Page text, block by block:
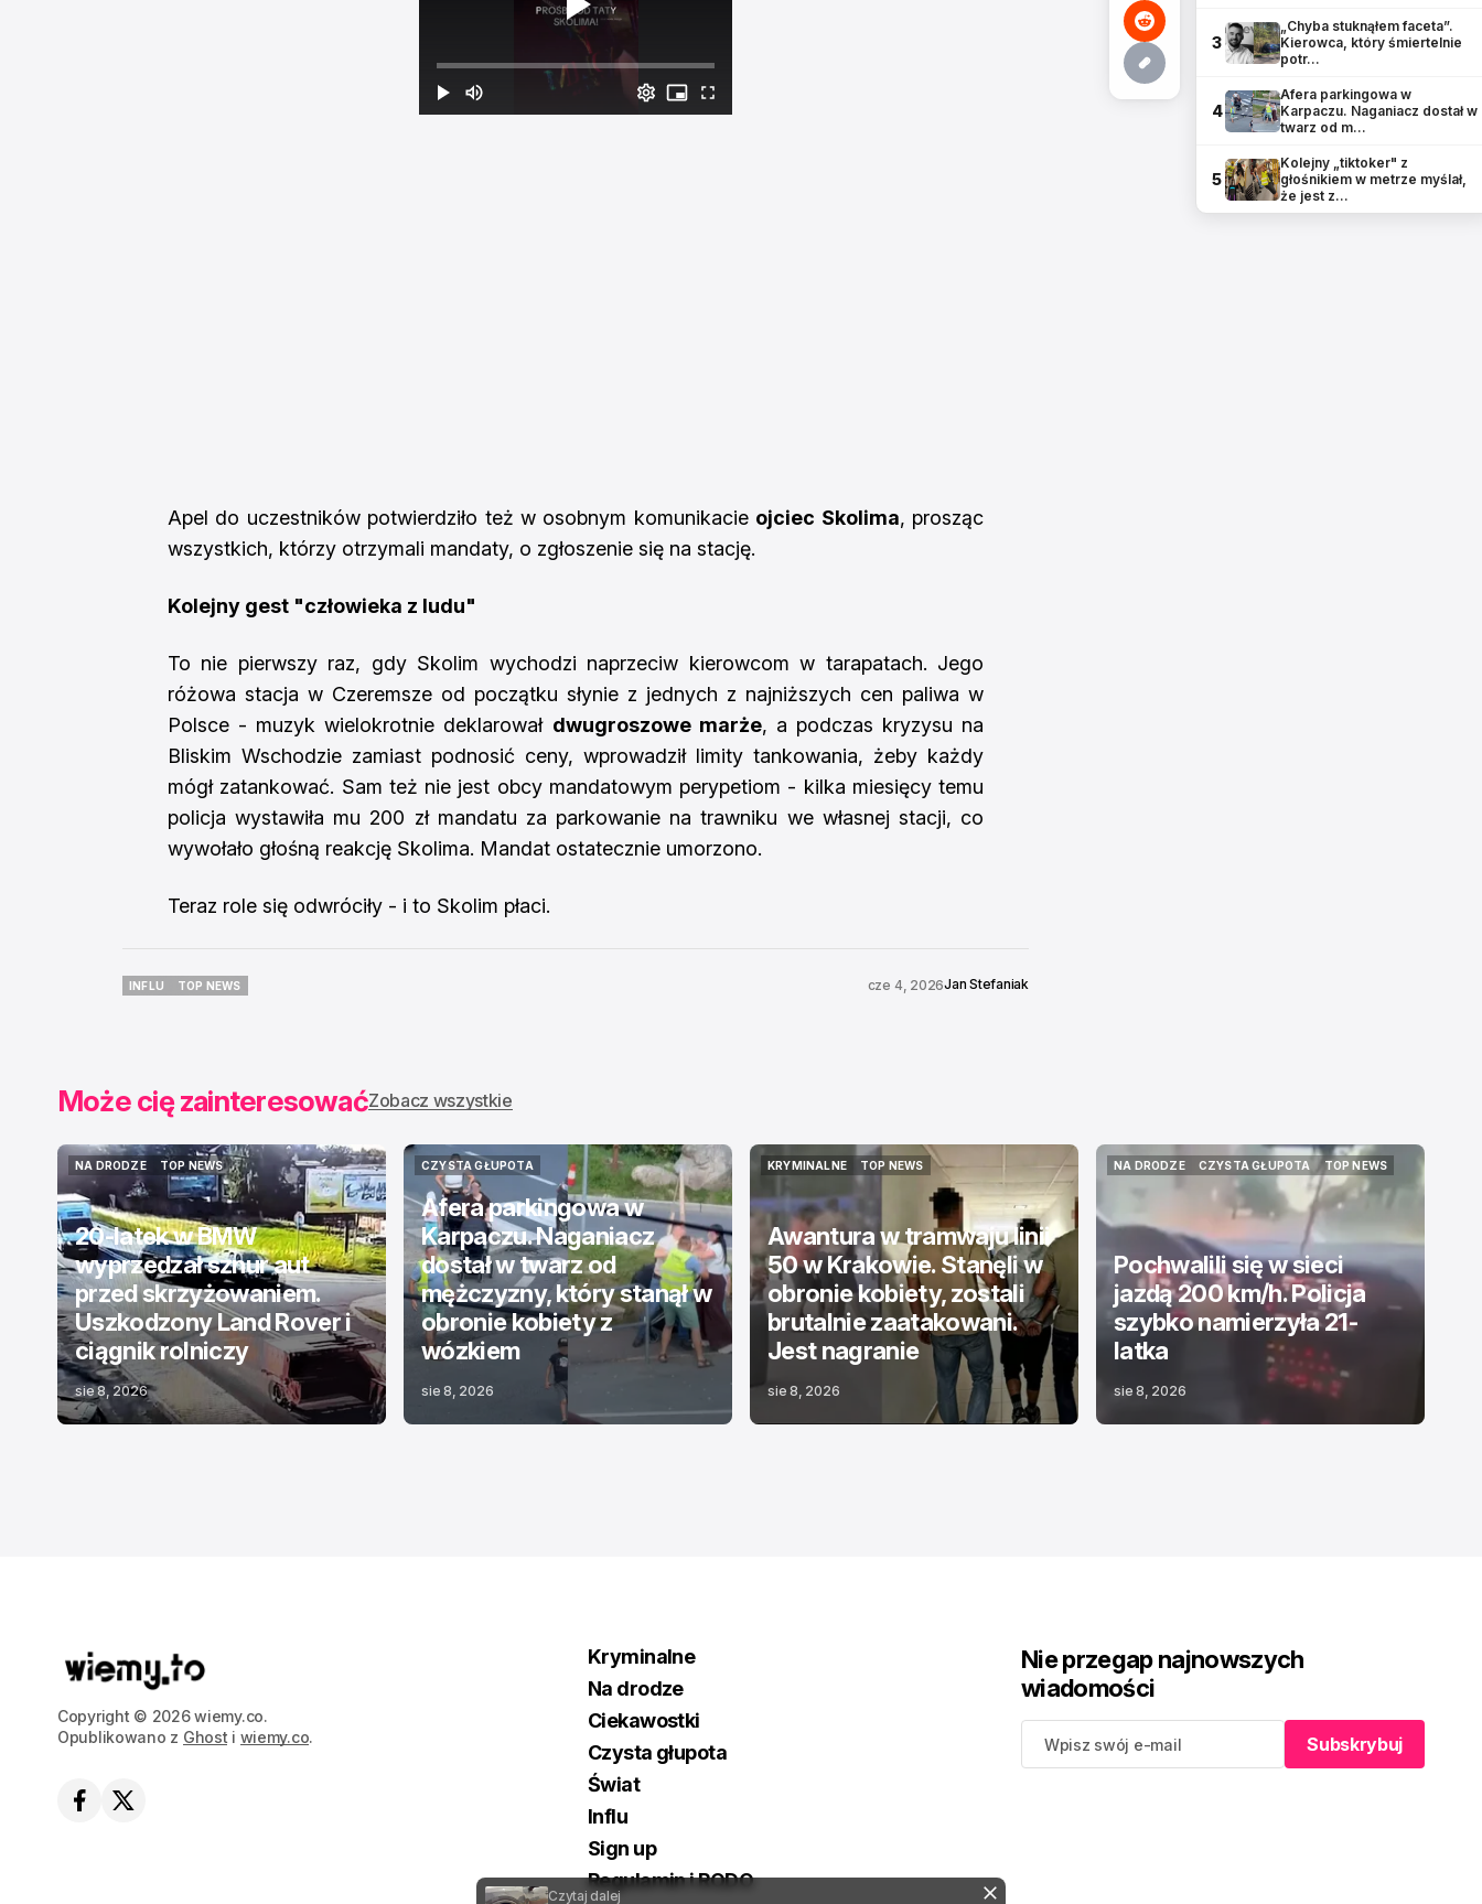
Apel do uczestników potwierdziło też w osobnym komunikacie ojciec Skolima, prosząc
wszystkich, którzy otrzymali mandaty, o zgłoszenie się na stację.
Kolejny gest "człowieka z ludu"
To nie pierwszy raz, gdy Skolim wychodzi naprzeciw kierowcom w tarapatach. Jego
różowa stacja w Czeremsze od początku słynie z jednych z najniższych cen paliwa w
Polsce - muzyk wielokrotnie deklarował dwugroszowe marże, a podczas kryzysu na
Bliskim Wschodzie zamiast podnosić ceny, wprowadził limity tankowania, żeby każdy
mógł zatankować. Sam też nie jest obcy mandatowym perypetiom - kilka miesięcy temu
policja wystawiła mu 200 zł mandatu za parkowanie na trawniku we własnej stacji, co
wywołało głośną reakcję Skolima. Mandat ostatecznie umorzono.
Teraz role się odwróciły - i to Skolim płaci.
INFLU
TOP NEWS
cze 4, 2026Jan Stefaniak
Czytaj dalej
Może cię zainteresowaćZobacz wszystkie
NA DRODZE
NA DRODZE
TOP NEWS
TOP NEWS
20-latek w BMW
wyprzedzał sznur aut
przed skrzyżowaniem.
Uszkodzony Land Rover i
ciągnik rolniczy
sie 8, 2026
CZYSTA GŁUPOTA
CZYSTA GŁUPOTA
Afera parkingowa w
Karpaczu. Naganiacz
dostał w twarz od
mężczyzny, który stanął w
obronie kobiety z
wózkiem
sie 8, 2026
KRYMINALNE
TOP NEWS
TOP NEWS
Awantura w tramwaju linii
50 w Krakowie. Stanęli w
obronie kobiety, zostali
brutalnie zaatakowani.
Jest nagranie
sie 8, 2026
NA DRODZE
CZYSTA GŁUPOTA
CZYSTA GŁUPOTA
TOP NEWS
TOP NEWS
Pochwalili się w sieci
jazdą 200 km/h. Policja
szybko namierzyła 21-
latka
sie 8, 2026
Copyright © 2026 wiemy.co.
Opublikowano z Ghost i wiemy.co.
Kryminalne
Na drodze
Ciekawostki
Czysta głupota
Świat
Influ
Sign up
Regulamin i RODO
Nie przegap najnowszych
wiadomości
Subskrybuj
Subskrybuj
3
„Chyba stuknąłem faceta”.
Kierowca, który śmiertelnie
potr…
4
Afera parkingowa w
Karpaczu. Naganiacz dostał w
twarz od m…
5
Kolejny „tiktoker" z
głośnikiem w metrze myślał,
że jest z…